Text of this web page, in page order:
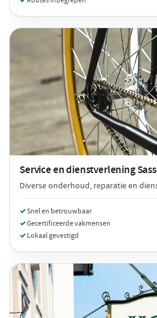
Service en dienstverlening
Diverse onderhoud, reparatie en
Snel en betrouwbaar
Gecertificeerde vakmensen
Lokaal gevestigd